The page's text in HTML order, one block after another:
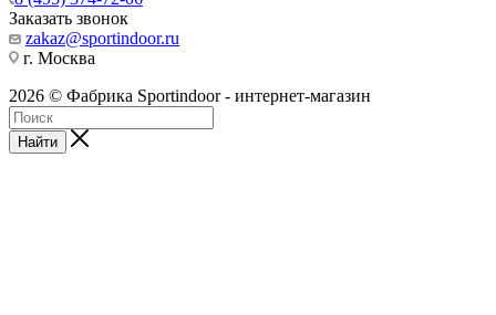
Заказать звонок
zakaz@sportindoor.ru
г. Москва
2026 © Фабрика Sportindoor - интернет-магазин
Найти